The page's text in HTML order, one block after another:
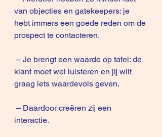
van objecties en gatekeepers: je
hebt immers een goede reden om de
prospect te contacteren.
klant moet wel luisteren en jij wilt
graag iets waardevols geven.
interactie.